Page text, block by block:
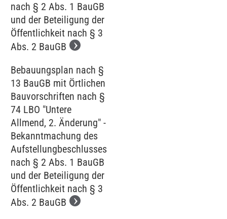
nach § 2 Abs. 1 BauGB
und der Beteiligung der
Öffentlichkeit nach § 3
Abs. 2 BauGB
Bebauungsplan nach §
13 BauGB mit Örtlichen
Bauvorschriften nach §
74 LBO "Untere
Allmend, 2. Änderung" -
Bekanntmachung des
Aufstellungbeschlusses
nach § 2 Abs. 1 BauGB
und der Beteiligung der
Öffentlichkeit nach § 3
Abs. 2 BauGB